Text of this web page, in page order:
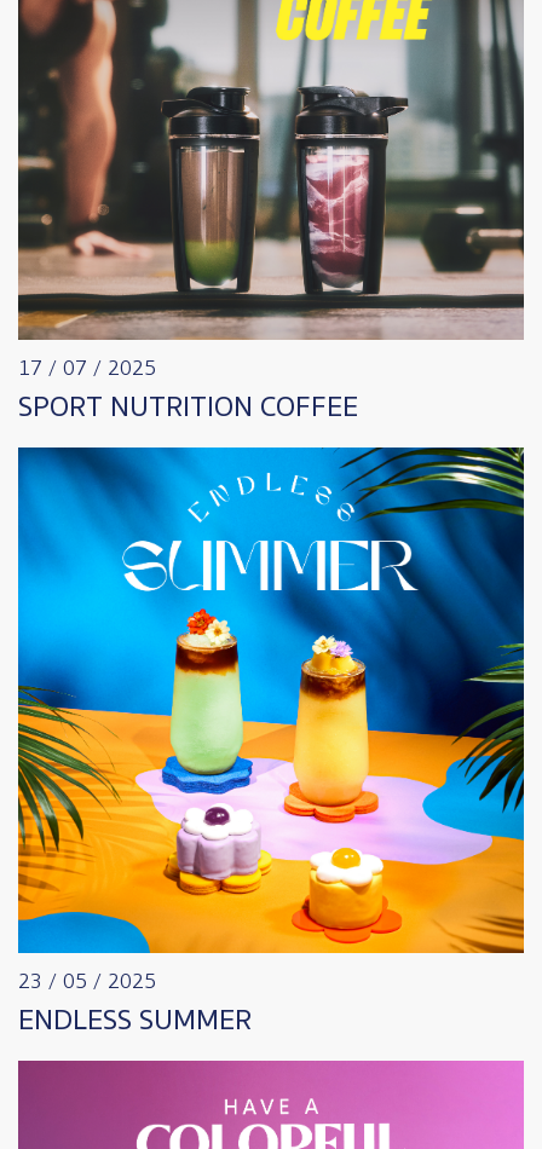
17 / 07 / 2025
SPORT NUTRITION COFFEE
23 / 05 / 2025
ENDLESS SUMMER